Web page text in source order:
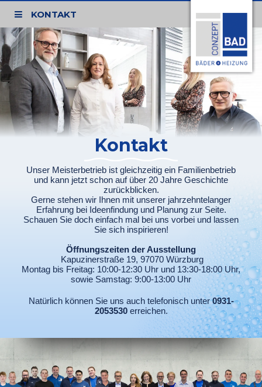
KONTAKT
Kontakt
Unser Meisterbetrieb ist gleichzeitig ein Familienbetrieb
und kann jetzt schon auf über 20 Jahre Geschichte
zurückblicken.
Gerne stehen wir Ihnen mit unserer jahrzehntelanger
Erfahrung bei Ideenfindung und Planung zur Seite.
Schauen Sie doch einfach mal bei uns vorbei und lassen
Sie sich inspirieren!
Öffnungszeiten der Ausstellung
Kapuzinerstraße 19, 97070 Würzburg
Montag bis Freitag: 10:00-12:30 Uhr und 13:30-18:00 Uhr,
sowie Samstag: 9:00-13:00 Uhr
Natürlich können Sie uns auch telefonisch unter0931-
2053530 erreichen.